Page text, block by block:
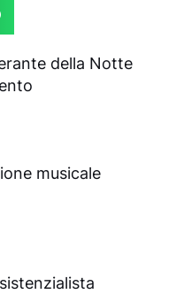
della Notte
musicale